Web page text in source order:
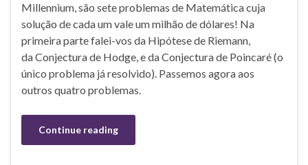
Millennium, são sete problemas de Matemática cuja
solução de cada um vale um milhão de dólares! Na
primeira parte falei-vos da Hipótese de Riemann,
da Conjectura de Hodge, e da Conjectura de Poincaré (o
único problema já resolvido). Passemos agora aos
outros quatro problemas.
Continue reading